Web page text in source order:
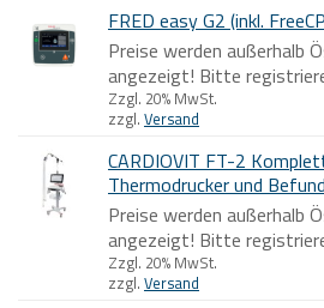
FRED easy G2 (inkl.
Preise werden außerhalb
angezeigt! Bitte
Zzgl. 20% MwSt.
zzgl. Versand
CARDIOVIT FT-2
Thermodrucker und
Preise werden außerhalb
angezeigt! Bitte
Zzgl. 20% MwSt.
zzgl. Versand